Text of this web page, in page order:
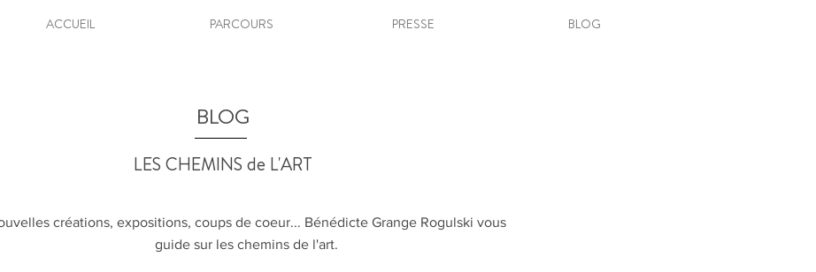
ACCUEIL PARCOURS PRESSE BLOG
BLOG
LES CHEMINS de L'ART
créations, expositions, coups de coeur... Bénédicte Grange Rogulski vous
guide sur les chemins de l'art.